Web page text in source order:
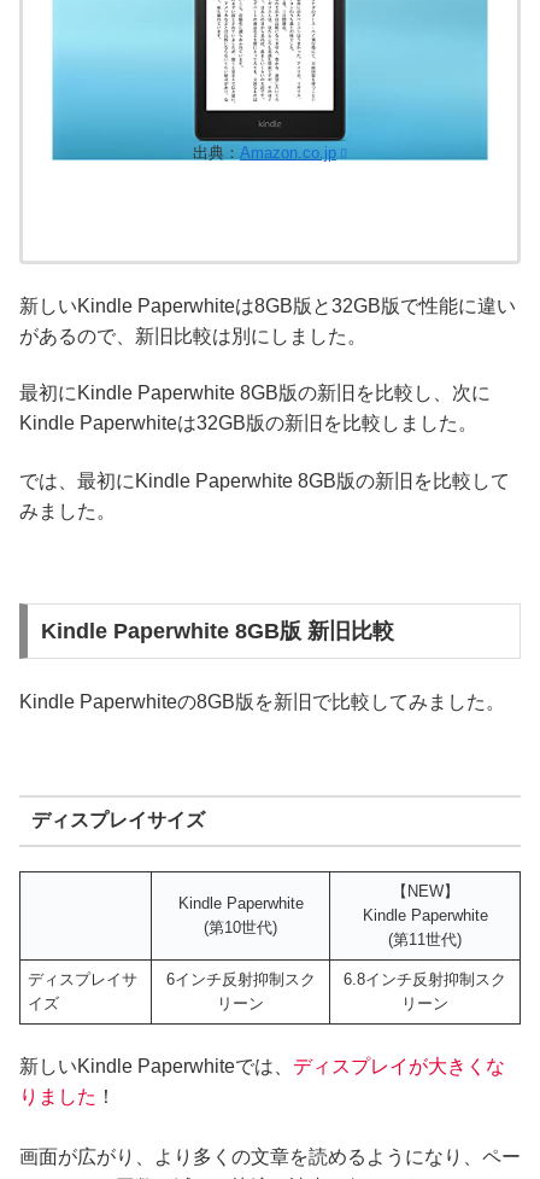
出典： Amazon.co.jp
新しいKindle Paperwhiteは8GB版と32GB版で性能に違い
があるので、新旧比較は別にしました。
最初にKindle Paperwhite 8GB版の新旧を比較し、次に
Kindle Paperwhiteは32GB版の新旧を比較しました。
では、最初にKindle Paperwhite 8GB版の新旧を比較して
みました。
Kindle Paperwhite 8GB版 新旧比較
Kindle Paperwhiteの8GB版を新旧で比較してみました。
ディスプレイサイズ
Kindle Paperwhite
(第10世代)
【NEW】
Kindle Paperwhite
(第11世代)
ディスプレイサ
イズ
6インチ反射抑制スク
リーン
6.8インチ反射抑制スク
リーン
新しいKindle Paperwhiteでは、 ディスプレイが大きくな
りました ！
画面が広がり、より多くの文章を読めるようになり、ペー